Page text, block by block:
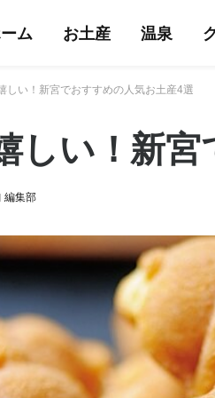
ム お土産 温泉
しい！新宮でおすすめの人気お土産4選
しい！新
編集部